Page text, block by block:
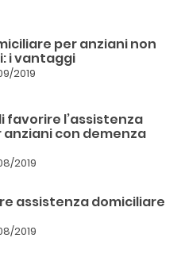
per anziani non
i vantaggi
2019
favorire l’assistenza
con demenza
2019
assistenza domiciliare
2019